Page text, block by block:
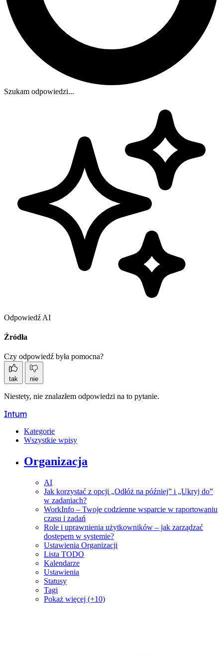
Szukam odpowiedzi...
Odpowiedź AI
Źródła
Czy odpowiedź była pomocna?
tak nie
Niestety, nie znalazłem odpowiedzi na to pytanie.
Intum
Kategorie
Wszystkie wpisy
Organizacja
AI
Jak korzystać z opcji „Odłóż na później” i „Ukryj do”
w zadaniach?
WorkInfo – Twoje codzienne wsparcie w raportowaniu
czasu i zadań
Role i uprawnienia użytkowników – jak zarządzać
dostępem w systemie?
Ustawienia Organizacji
Lista TODO
Kalendarze
Ustawienia
Statusy
Tagi
Pokaż więcej (+10)